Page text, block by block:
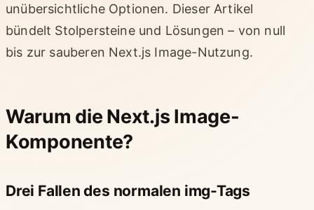
unübersichtliche Optionen. Dieser Artikel
bündelt Stolpersteine und Lösungen – von null
bis zur sauberen Next.js Image-Nutzung.
Warum die Next.js Image-
Komponente?
Drei Fallen des normalen img-Tags